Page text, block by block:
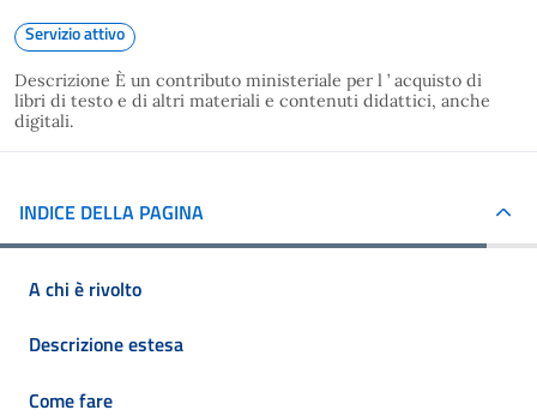
Servizio attivo
Descrizione È un contributo ministeriale per l ’ acquisto di
libri di testo e di altri materiali e contenuti didattici, anche
digitali.
INDICE DELLA PAGINA
A chi è rivolto
Descrizione estesa
Come fare